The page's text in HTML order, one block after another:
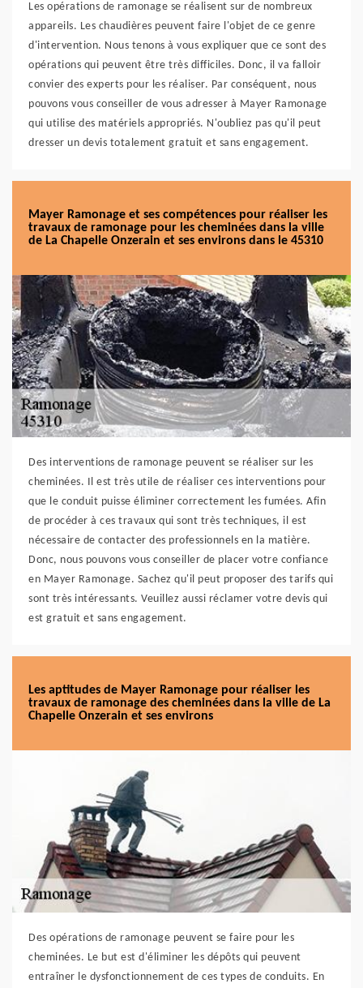
Les opérations de ramonage se réalisent sur de nombreux
appareils. Les chaudières peuvent faire l'objet de ce genre
d'intervention. Nous tenons à vous expliquer que ce sont des
opérations qui peuvent être très difficiles. Donc, il va falloir
convier des experts pour les réaliser. Par conséquent, nous
pouvons vous conseiller de vous adresser à Mayer Ramonage
qui utilise des matériels appropriés. N'oubliez pas qu'il peut
dresser un devis totalement gratuit et sans engagement.
Mayer Ramonage et ses compétences pour réaliser les
travaux de ramonage pour les cheminées dans la ville
de La Chapelle Onzerain et ses environs dans le 45310
Des interventions de ramonage peuvent se réaliser sur les
cheminées. Il est très utile de réaliser ces interventions pour
que le conduit puisse éliminer correctement les fumées. Afin
de procéder à ces travaux qui sont très techniques, il est
nécessaire de contacter des professionnels en la matière.
Donc, nous pouvons vous conseiller de placer votre confiance
en Mayer Ramonage. Sachez qu'il peut proposer des tarifs qui
sont très intéressants. Veuillez aussi réclamer votre devis qui
est gratuit et sans engagement.
Les aptitudes de Mayer Ramonage pour réaliser les
travaux de ramonage des cheminées dans la ville de La
Chapelle Onzerain et ses environs
Des opérations de ramonage peuvent se faire pour les
cheminées. Le but est d'éliminer les dépôts qui peuvent
entraîner le dysfonctionnement de ces types de conduits. En